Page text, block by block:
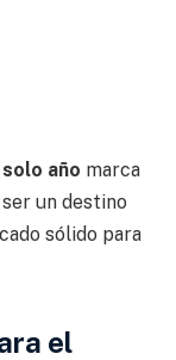
año marca
un destino
sólido para
el